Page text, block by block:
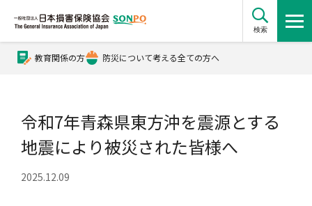
検索
公式Xアカウント
公式YouTubeチャンネル
損害保険とは？
教育関係の方 防災について考える全ての方へ
令和7年青森県東方沖を震源とする
地震により被災された皆様へ
2025.12.09